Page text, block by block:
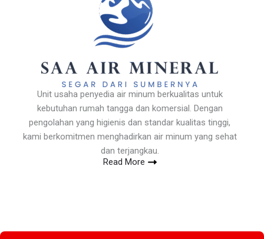
Unit usaha penyedia air minum berkualitas untuk
kebutuhan rumah tangga dan komersial. Dengan
pengolahan yang higienis dan standar kualitas tinggi,
kami berkomitmen menghadirkan air minum yang sehat
dan terjangkau.
Read More